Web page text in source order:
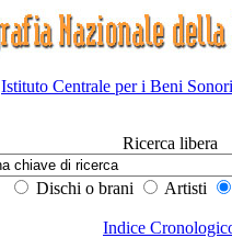
Istituto Centrale per i Beni
Ricerca libera
Dischi o brani Artisti
Indice